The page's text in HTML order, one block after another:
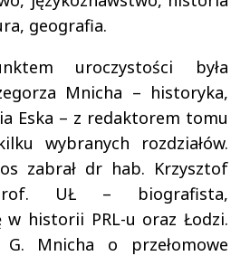
geografia.
uroczystości była
Mnicha – historyka,
Eska – z redaktorem tomu
wybranych rozdziałów.
zabrał dr hab. Krzysztof
UŁ – biografista,
w historii PRL-u oraz Łodzi.
Mnicha o przełomowe